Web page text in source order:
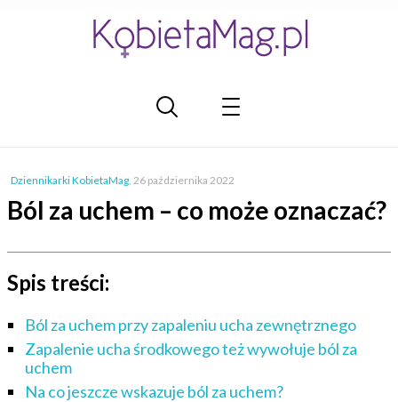
Dziennikarki KobietaMag, 26 października 2022
Ból za uchem – co może oznaczać?
Spis treści:
Ból za uchem przy zapaleniu ucha zewnętrznego
Zapalenie ucha środkowego też wywołuje ból za
uchem
Na co jeszcze wskazuje ból za uchem?